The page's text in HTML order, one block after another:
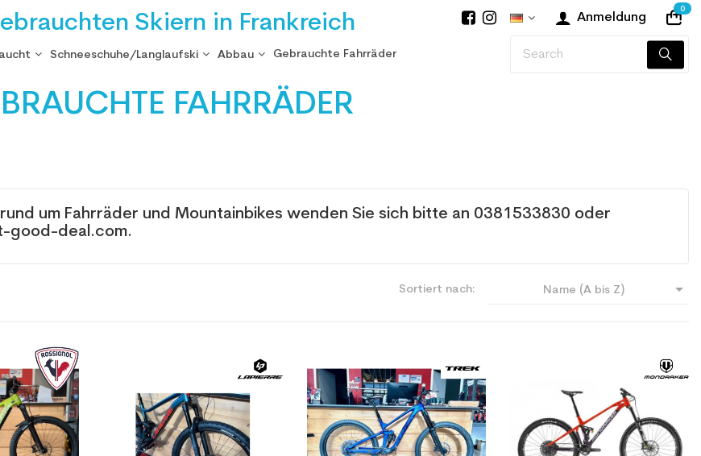
Skiern in Frankreich Anmeldung
0
Schneeschuhe/Langlaufski Abbau Gebrauchte Fahrräder
FAHRRÄDER
um Fahrräder und Mountainbikes wenden Sie sich bitte an 0381533830 oder
good-deal.com.
Sortiert nach: Name (A bis Z) 